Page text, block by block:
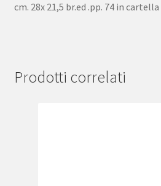
cm. 28x 21,5 br.ed .pp. 74 in
Prodotti correlati